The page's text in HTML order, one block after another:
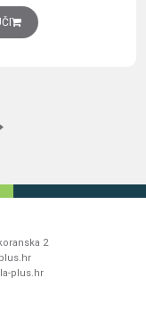
V1000xŠ800mm,
2
plus.hr